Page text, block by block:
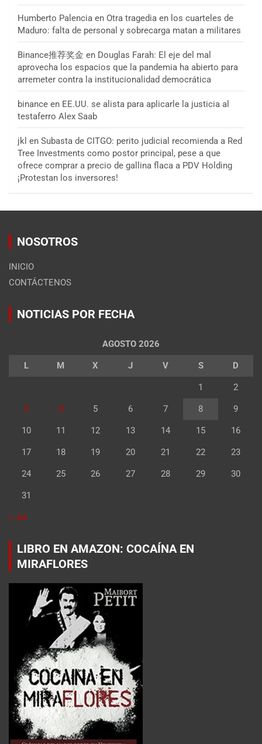
Humberto Palencia en Otra tragedia en los cuarteles de
Maduro: falta de personal y sobrecarga matan a militares
Binance推荐奖金 en Douglas Farah: El eje del mal
aprovecha los espacios que la pandemia ha abierto para
arremeter contra la institucionalidad democrática
binance en EE.UU. se alista para aplicarle la justicia al
testaferro Alex Saab
jkl en Subasta de CITGO: perito judicial recomienda a Red
Tree Investments como postor principal, pese a que
ofrece comprar a precio de gallina flaca a PDV Holding
¡Protestan los inversores!
NOSOTROS
INICIO
CONTÁCTENOS
NOTICIAS POR FECHA
AGOSTO 2026
L M X J V S D
1 2
3 4 5 6 7 8 9
10 11 12 13 14 15 16
17 18 19 20 21 22 23
24 25 26 27 28 29 30
31
« Jul
LIBRO EN AMAZON: COCAÍNA EN
MIRAFLORES